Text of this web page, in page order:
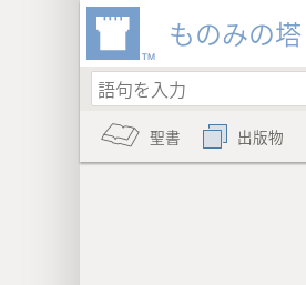
ものみの
聖書 出版物